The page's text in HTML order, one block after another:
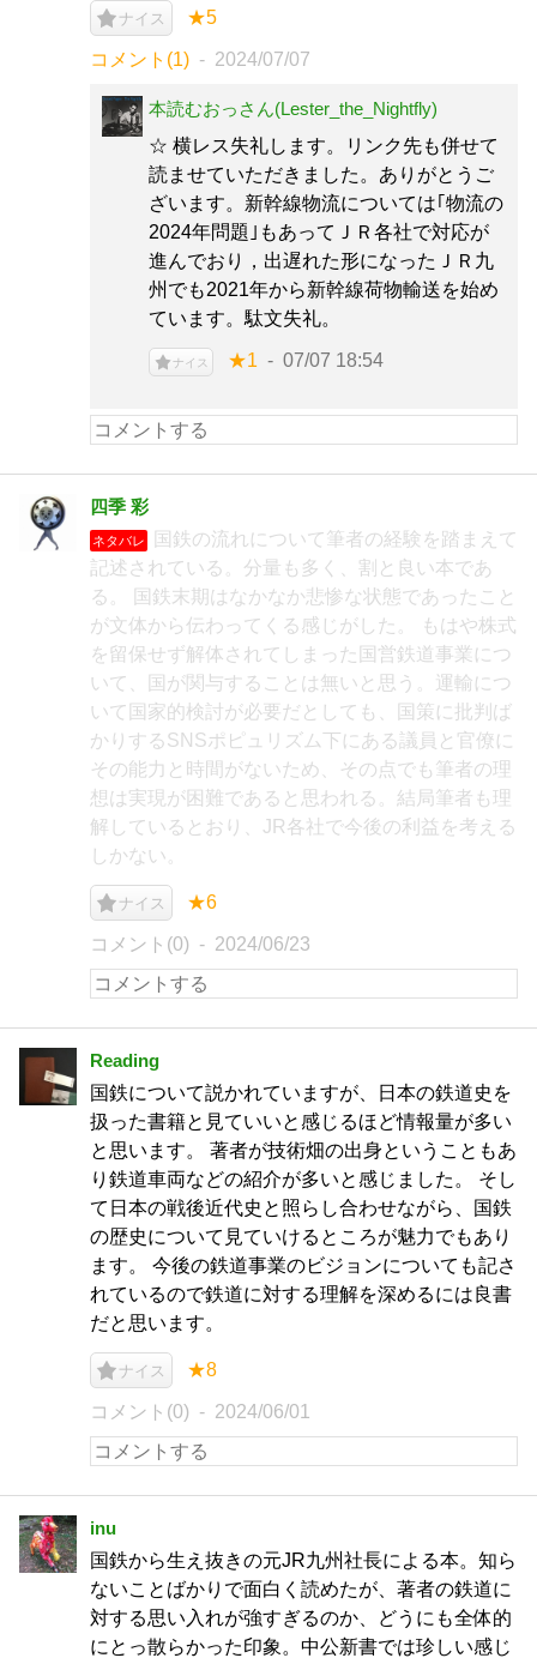
ナイス ★5
コメント(1) 2024/07/07
本読むおっさん(Lester_the_Nightfly)
☆ 横レス失礼します。リンク先も併せて
読ませていただきました。ありがとうご
ざいます。新幹線物流については｢物流の
2024年問題｣もあってＪＲ各社で対応が
進んでおり，出遅れた形になったＪＲ九
州でも2021年から新幹線荷物輸送を始め
ています。駄文失礼。
ナイス ★1 07/07 18:54
四季 彩
ネタバレ
国鉄の流れについて筆者の経験を踏まえて
記述されている。分量も多く、割と良い本であ
る。 国鉄末期はなかなか悲惨な状態であったこと
が文体から伝わってくる感じがした。 もはや株式
を留保せず解体されてしまった国営鉄道事業につ
いて、国が関与することは無いと思う。運輸につ
いて国家的検討が必要だとしても、国策に批判ば
かりするSNSポピュリズム下にある議員と官僚に
その能力と時間がないため、その点でも筆者の理
想は実現が困難であると思われる。結局筆者も理
解しているとおり、JR各社で今後の利益を考える
しかない。
ナイス ★6
コメント(0) 2024/06/23
Reading
国鉄について説かれていますが、日本の鉄道史を
扱った書籍と見ていいと感じるほど情報量が多い
と思います。 著者が技術畑の出身ということもあ
り鉄道車両などの紹介が多いと感じました。 そし
て日本の戦後近代史と照らし合わせながら、国鉄
の歴史について見ていけるところが魅力でもあり
ます。 今後の鉄道事業のビジョンについても記さ
れているので鉄道に対する理解を深めるには良書
だと思います。
ナイス ★8
コメント(0) 2024/06/01
inu
国鉄から生え抜きの元JR九州社長による本。知ら
ないことばかりで面白く読めたが、著者の鉄道に
対する思い入れが強すぎるのか、どうにも全体的
にとっ散らかった印象。中公新書では珍しい感じ